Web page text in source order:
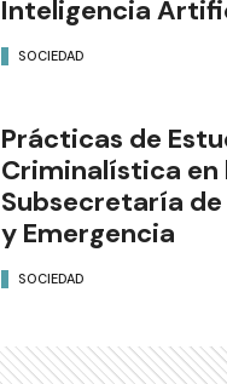
Inteligencia
SOCIEDAD
Prácticas de
Criminalística en
Subsecretaría
y Emergencia
SOCIEDAD